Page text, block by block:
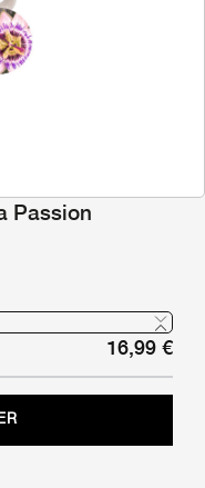
Passion
16,99€